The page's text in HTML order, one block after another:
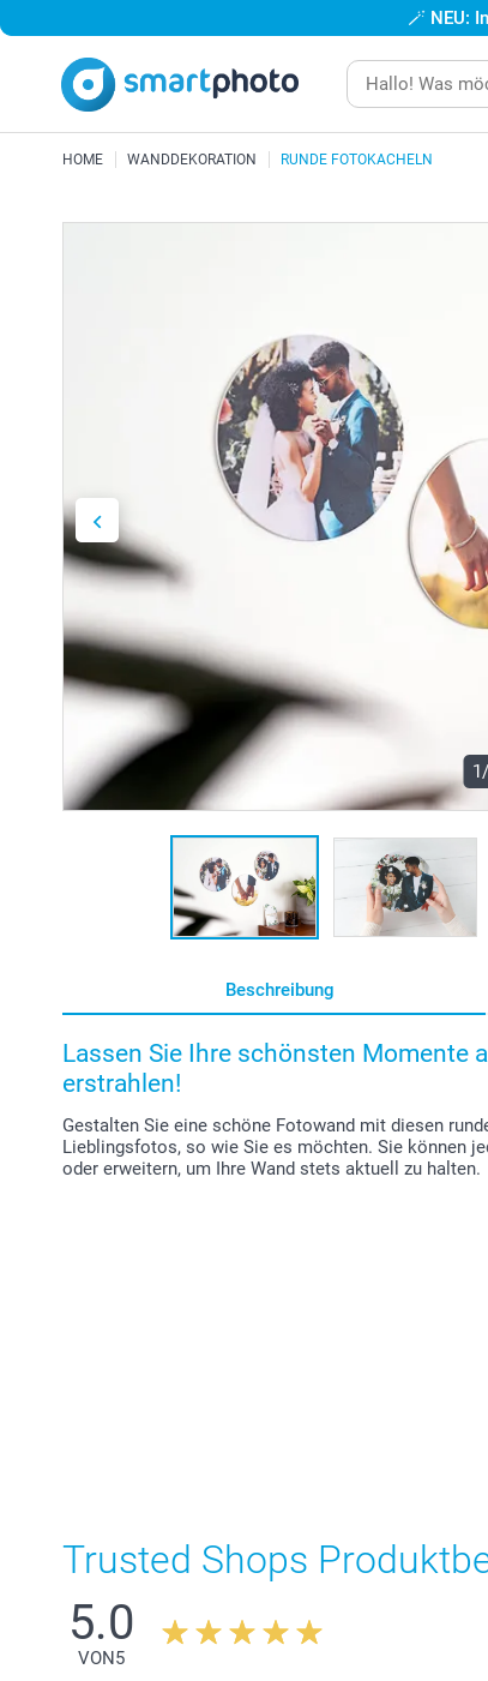
🪄 NEU:
HOME WANDDEKORATION RUNDE FOTOKACHELN
Beschreibung
Lassen Sie Ihre schönsten Momente
erstrahlen!
Gestalten Sie eine schöne Fotowand mit diesen
Lieblingsfotos, so wie Sie es möchten. Sie können
oder erweitern, um Ihre Wand stets aktuell zu halten.
Trusted Shops
5.0
VON 5